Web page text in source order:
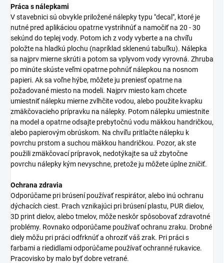
Práca s nálepkami
V stavebnici sú obvykle priložené nálepky typu "decal", ktoré je
nutné pred aplikáciou opatrne vystrihnúť a namočiť na 20 - 30
sekúnd do teplej vody. Potom ich z vody vyberte a na chvíľu
položte na hladkú plochu (napríklad sklenenú tabuľku). Nálepka
sa najprv mierne skrúti a potom sa vplyvom vody vyrovná. Zhruba
po minúte skúste veľmi opatrne pohnúť nálepkou na nosnom
papieri. Ak sa voľne hýbe, môžete ju preniesť opatrne na
požadované miesto na modeli. Najprv miesto kam chcete
umiestniť nálepku mierne zvlhčite vodou, alebo použite kvapku
zmäkčovacieho prípravku na nálepky. Potom nálepku umiestnite
na model a opatrne odsajte prebytočnú vodu mäkkou handričkou,
alebo papierovým obrúskom. Na chvíľu pritlačte nálepku k
povrchu prstom a suchou mäkkou handričkou. Pozor, ak ste
použili zmäkčovací prípravok, nedotýkajte sa už zbytočne
povrchu nálepky kým nevyschne, pretože ju môžete úplne zničiť.
Ochrana zdravia
Odporúčame pri brúsení používať respirátor, alebo inú ochranu
dýchacích ciest. Prach vznikajúci pri brúsení plastu, PUR dielov,
3D print dielov, alebo tmelov, môže neskôr spôsobovať zdravotné
problémy. Rovnako odporúčame používať ochranu zraku. Drobné
diely môžu pri práci odfrknúť a ohroziť váš zrak. Pri práci s
farbami a riedidlami odporúčame používať ochranné rukavice.
Pracovisko by malo byť dobre vetrané.